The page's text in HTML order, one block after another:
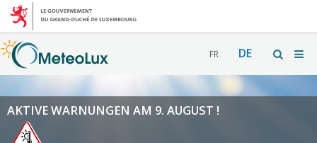
FR DE
AKTIVE WARNUNGEN AM 9. AUGUST !